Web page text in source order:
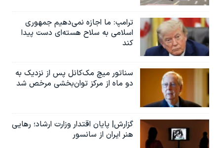
ترامپ: ما اجازه نمی‌دهیم جمهوری
اسلامی به سلاح هسته‌ای دست پیدا
کند
سناتور میچ مک‌کانل پس از نزدیک به
دو ماه از مرکز توان‌بخشی مرخص شد
گزارش| پایان اقتدار وزارت ارشاد؛ رهایی
هنر ایران از سانسور